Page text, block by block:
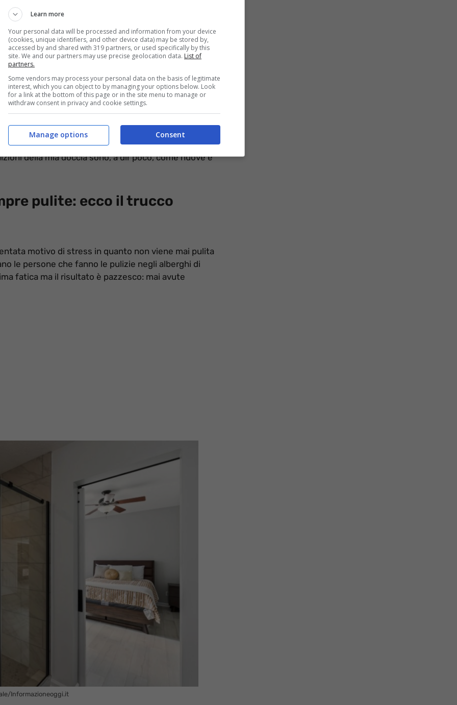
poi mi hanno svelato il trucco degli hotel/Informazioneoggi.it
un po’ tutte anche perché pulisco i sanitari del
mi dava risultati soddisfacenti con le guarnizioni.
essendo così strette è anche complicato
lavora in un hotel mi ha svelato un trucco: è
della mia doccia sono, a dir poco, come nuove e
pulite: ecco il trucco
motivo di stress in quanto non viene mai pulita
le persone che fanno le pulizie negli alberghi di
fatica ma il risultato è pazzesco: mai avute
Informazioneoggi.it
Learn more
Your personal data will be processed and information from your device
(cookies, unique identifiers, and other device data) may be stored by,
accessed by and shared with 319 partners, or used specifically by this
site. We and our partners may use precise geolocation data. List of
partners.
Some vendors may process your personal data on the basis of legitimate
interest, which you can object to by managing your options below. Look
for a link at the bottom of this page or in the site menu to manage or
withdraw consent in privacy and cookie settings.
Consent
Manage options